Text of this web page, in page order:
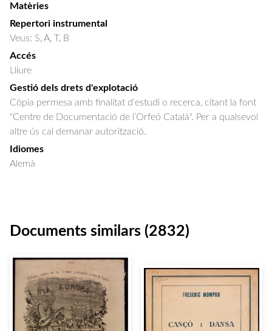
Matèries
Repertori instrumental
Veus: S, A, T, B
Accés
Lliure
Gestió dels drets d'explotació
Còpia permesa amb finalitat d'estudi o recerca, citant la font
"Centre de Documentació de l’Orfeó Català". Per a qualsevol
altre ús cal demanar autorització.
Idiomes
Alemà
Documents similars (2832)